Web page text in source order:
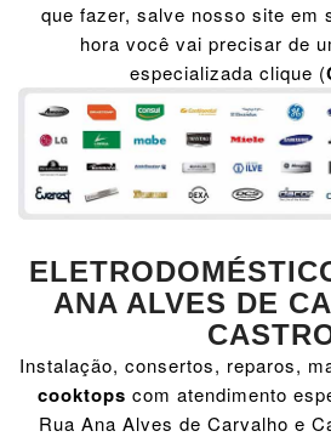
que fazer, salve nosso site em
hora você vai precisar de
especializada clique (
ANA ALVES DE
Instalação, consertos, reparos,
cooktops com atendimento
Rua Ana Alves de Carvalho e